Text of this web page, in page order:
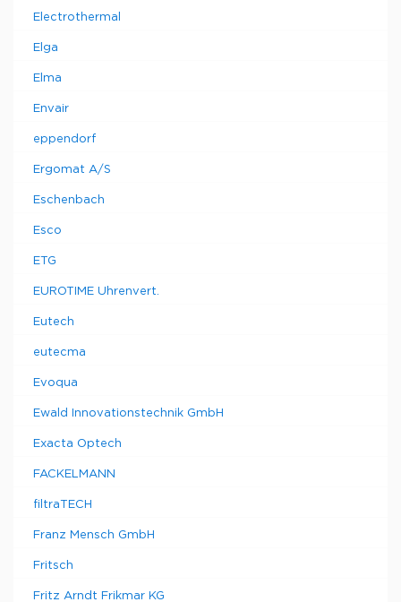
Electrothermal
Elga
Elma
Envair
eppendorf
Ergomat A/S
Eschenbach
Esco
ETG
EUROTIME Uhrenvert.
Eutech
eutecma
Evoqua
Ewald Innovationstechnik GmbH
Exacta Optech
FACKELMANN
filtraTECH
Franz Mensch GmbH
Fritsch
Fritz Arndt Frikmar KG